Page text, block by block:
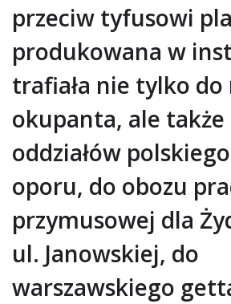
przeciw tyfusowi
produkowana w
trafiała nie tylko do
okupanta, ale także
oddziałów
oporu, do obozu
przymusowej dla
ul. Janowskiej, do
warszawskiego